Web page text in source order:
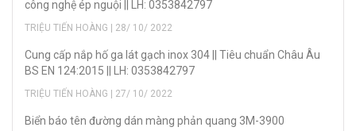
công nghệ ép nguội || LH: 0353842797
TRIỆU TIẾN HOÀNG | 28/ 10/ 2022
Cung cấp nắp hố ga lát gạch inox 304 || Tiêu chuẩn Châu Âu
BS EN 124:2015 || LH: 0353842797
TRIỆU TIẾN HOÀNG | 27/ 10/ 2022
Biển báo tên đường dán màng phản quang 3M-3900